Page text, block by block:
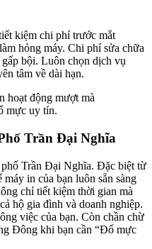
kiệm chi phí trước mắt
hỏng máy. Chi phí sửa chữa
bội. Luôn chọn dịch vụ
tâm về dài hạn.
hoạt động mượt mà
mực uy tín.
Trần Đại Nghĩa
Trần Đại Nghĩa. Đặc biệt từ
in của bạn luôn sẵn sàng
chỉ tiết kiệm thời gian mà
hộ gia đình và doanh nghiệp.
việc của bạn. Còn chần chừ
Đông khi bạn cần “Đổ mực